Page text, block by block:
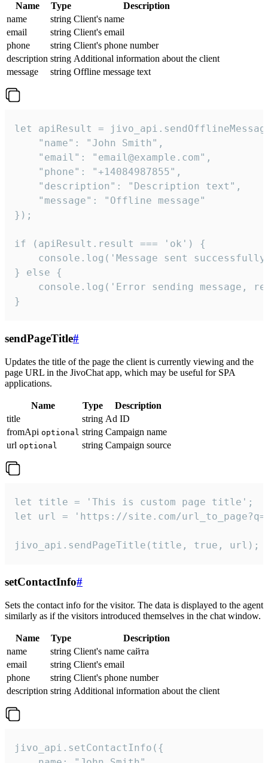
Name Type
Description
name
string Client's name
email
string Client's email
phone
string Client's phone number
description string Additional information about the client
message
string Offline message text
let apiResult =
    "name": "John Smith",
    "email": "email@example.com",
    "phone": "+14084987855",
    "description": "Description text",
    "message": "Offline message"
});
if (apiResult.result === 'ok') {
console.log('Message sent
} else {
console.log('Error sending message,
}
sendPageTitle#
Updates the title of the page the client is currently viewing and the
page URL in the JivoChat app, which may be useful for SPA
applications.
Name Type
Description
title
string Ad ID
fromApi optional string Campaign name
url optional string Campaign source
let title = 'This is custom page title';
let url = 'https://site.com/
jivo_api.sendPageTitle(title, true, url);
setContactInfo#
Sets the contact info for the visitor. The data is displayed to the agent
similarly as if the visitors introduced themselves in the chat window.
Name Type
Description
name
string Client's name сайта
email
string Client's email
phone
string Client's phone number
description string Additional information about the client
jivo_api.setContactInfo({